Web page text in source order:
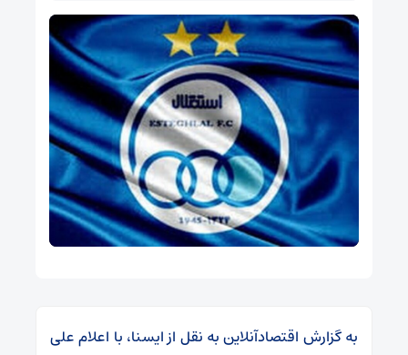
به گزارش اقتصادآنلاین به نقل از ایسنا، با اعلام علی